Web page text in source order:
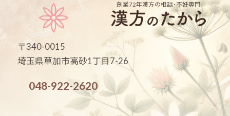
創業72年漢方の相談･不妊専門
〒340-0015
埼玉県草加市高砂1丁目7-26
048-922-2620